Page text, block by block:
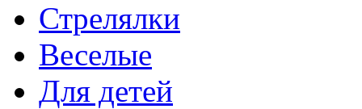
Стрелялки
Веселые
Для детей